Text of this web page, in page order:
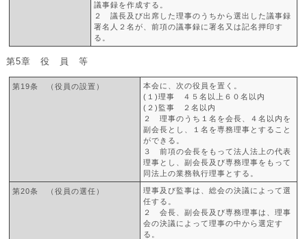
議事録を作成する。
２ 議長及び出席した理事のうちから選出した議事録
署名人２名が、前項の議事録に署名又は記名押印す
る。
第5章 役 員 等
第19条 （役員の設置）
本会に、次の役員を置く。
(１)理事 ４５名以上６０名以内
(２)監事 ２名以内
２ 理事のうち１名を会長、４名以内を
副会長とし、１名を専務理事とすること
ができる。
３ 前項の会長をもって法人法上の代表
理事とし、副会長及び専務理事をもって
同法上の業務執行理事とする。
第20条 （役員の選任）
理事及び監事は、総会の決議によって選
任する。
２ 会長、副会長及び専務理事は、理事
会の決議によって理事の中から選定す
る。